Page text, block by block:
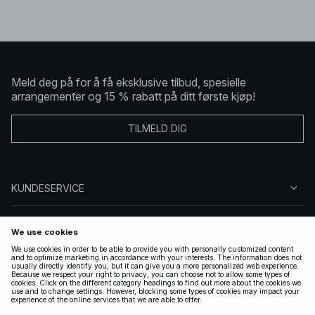
Meld deg på for å få eksklusive tilbud, spesielle
arrangementer og 15 % rabatt på ditt første kjøp!
TILMELD DIG
KUNDESERVICE
FØLG OSS
LOVLIG